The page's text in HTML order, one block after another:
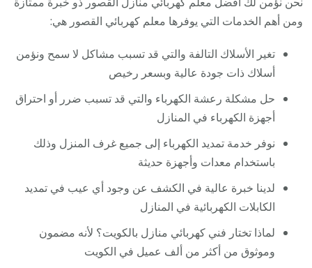
ومن أهم الخدمات التي يوفرها معلم كهربائي القصور هي:
تغير الأسلاك التالفة والتي قد تسبب مشاكل لا سمح ونؤمن
أسلاك ذات جودة عالية وبسعر رخيص
حل مشكلة رعشة الكهرباء والتي قد تسبب ضرر أو احتراق
أجهزة الكهرباء في المنازل
نوفر خدمة تمديد الكهرباء إلى جميع غرف المنزل وذلك
باستخدام معدات وأجهزة حديثة
لدينا خبرة عالية في الكشف عن وجود أي عيب في تمديد
الكابلات الكهربائية في المنازل
لماذا تختار فني كهربائي منازل بالكويت؟ لأنه مضمون
وموثوق من أكثر من ألف عميل في الكويت